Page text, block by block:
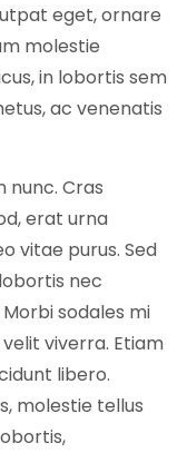
eget, ornare
molestie
in lobortis sem
ac venenatis
nunc. Cras
erat urna
vitae purus. Sed
nec
sodales mi
viverra. Etiam
libero.
molestie tellus